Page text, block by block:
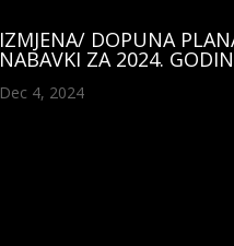
IZMJENA/ DOPUNA
NABAVKI ZA 2024.
Dec 4, 2024